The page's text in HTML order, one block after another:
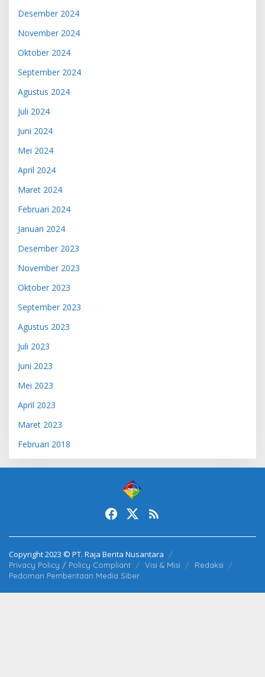
Desember 2024
November 2024
Oktober 2024
September 2024
Agustus 2024
Juli 2024
Juni 2024
Mei 2024
April 2024
Maret 2024
Februari 2024
Januari 2024
Desember 2023
November 2023
Oktober 2023
September 2023
Agustus 2023
Juli 2023
Juni 2023
Mei 2023
April 2023
Maret 2023
Februari 2018
Copyright 2023 © PT. Raja Berita Nusantara
Privacy Policy / Policy Compliant Visi & Misi
Redaksi
Pedoman Pemberitaan Media Siber